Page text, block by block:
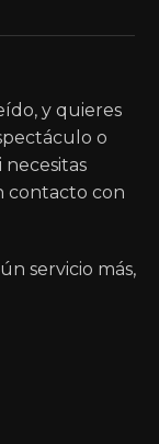
y quieres
o
necesitas
contacto con
servicio más,